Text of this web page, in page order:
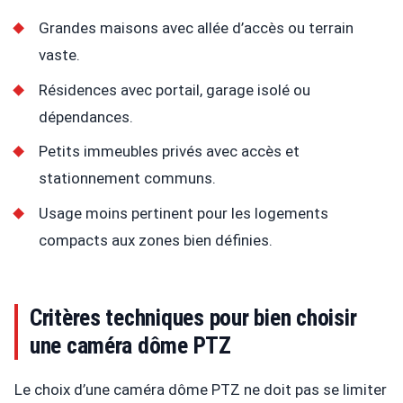
Grandes maisons avec allée d’accès ou terrain
vaste.
Résidences avec portail, garage isolé ou
dépendances.
Petits immeubles privés avec accès et
stationnement communs.
Usage moins pertinent pour les logements
compacts aux zones bien définies.
Critères techniques pour bien choisir
une caméra dôme PTZ
Le choix d’une caméra dôme PTZ ne doit pas se limiter